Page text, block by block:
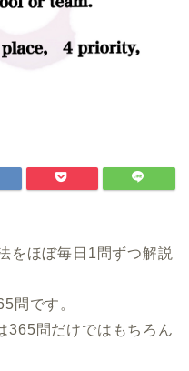
をほぼ毎日1問ずつ解説
問です。
365問だけではもちろん